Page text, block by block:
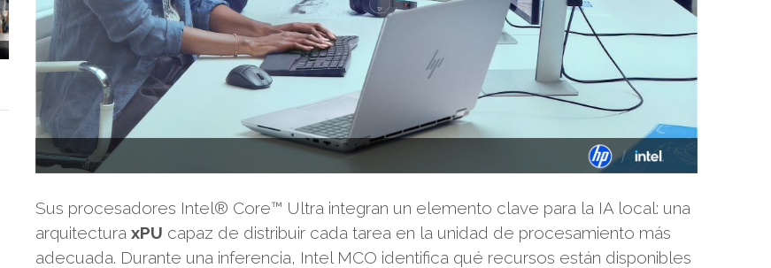
Sus procesadores Intel® Core™ Ultra integran un elemento clave para la IA local: una
arquitecturaxPU capaz de distribuir cada tarea en la unidad de procesamiento más
adecuada. Durante una inferencia, Intel MCO identifica qué recursos están disponibles